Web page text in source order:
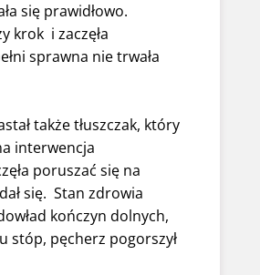
się prawidłowo.
krok i zaczęła
sprawna nie trwała
także tłuszczak, który
interwencja
poruszać się na
się. Stan zdrowia
kończyn dolnych,
stóp, pęcherz pogorszył